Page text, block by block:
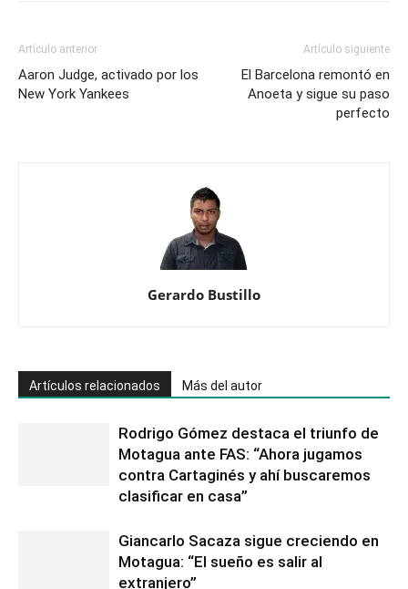
Artículo anterior
Aaron Judge, activado por los
New York Yankees
Artículo siguiente
El Barcelona remontó en
Anoeta y sigue su paso
perfecto
Gerardo Bustillo
Artículos relacionados Más del autor
Rodrigo Gómez destaca el triunfo de
Motagua ante FAS: “Ahora jugamos
contra Cartaginés y ahí buscaremos
clasificar en casa”
Giancarlo Sacaza sigue creciendo en
Motagua: “El sueño es salir al
extranjero”